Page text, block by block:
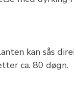
kan sås
ca. 80 døgn.